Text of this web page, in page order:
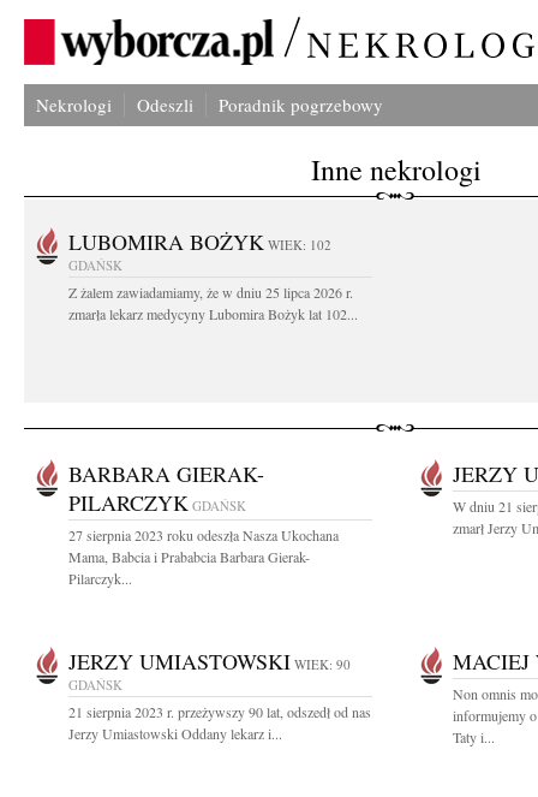
Nekrologi Odeszli Poradnik pogrzebowy
Inne nekrologi
LUBOMIRA BOŻYK WIEK: 102
GDAŃSK
Z żalem zawiadamiamy, że w dniu 25 lipca 2026 r.
zmarła lekarz medycyny Lubomira Bożyk lat 102...
BARBARA GIERAK-
PILARCZYK GDAŃSK
27 sierpnia 2023 roku odeszła Nasza Ukochana
Mama, Babcia i Prababcia Barbara Gierak-
Pilarczyk...
JERZY
W dniu 21
zmarł Jerzy
JERZY UMIASTOWSKI WIEK: 90
GDAŃSK
21 sierpnia 2023 r. przeżywszy 90 lat, odszedł od nas
Jerzy Umiastowski Oddany lekarz i...
MACIEJ
Non omnis
informujemy o
Taty i...